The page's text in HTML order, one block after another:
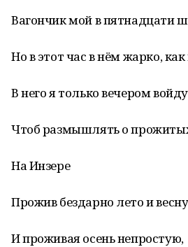
Вагончик мой в пятнадцати
Но в этот час в нём жарко, как
В него я только вечером
Чтоб размышлять о
На Инзере
Прожив бездарно лето и весну
И проживая осень непростую,